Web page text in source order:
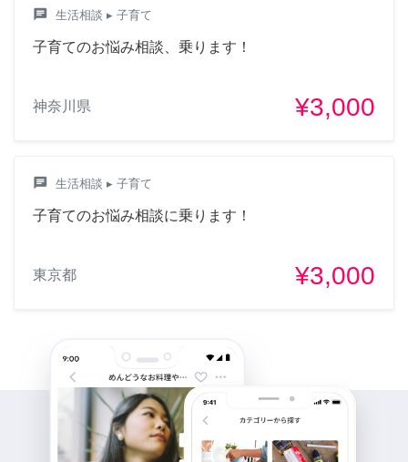
chat 生活相談 ▸ 子育て
子育てのお悩み相談、乗ります！
神奈川県 ¥3,000
chat 生活相談 ▸ 子育て
子育てのお悩み相談に乗ります！
東京都 ¥3,000